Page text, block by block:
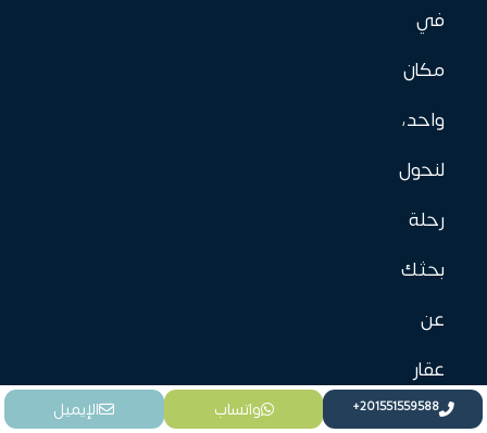
في
مكان
واحد،
لنحول
رحلة
بحثك
عن
عقار
إلى
واتساب الإيميل